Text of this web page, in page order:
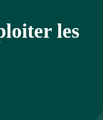
les